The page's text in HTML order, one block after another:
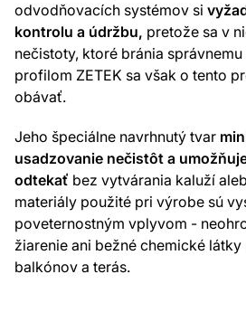
odvodňovacích systémov si
kontrolu a údržbu, pretože sa v
nečistoty, ktoré bránia
profilom ZETEK sa však o tento
obávať.
Jeho špeciálne navrhnutý tvar
usadzovanie nečistôt a
odtekať bez vytvárania kaluží
materiály použité pri výrobe sú
poveternostným vplyvom -
žiarenie ani bežné chemické
balkónov a terás.